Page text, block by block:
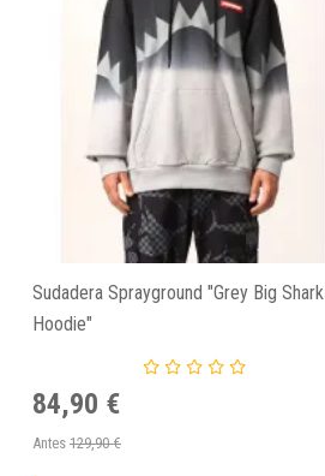
Sudadera Sprayground "Grey Big Shark
Hoodie"
84,90 €
Antes 129,90 €